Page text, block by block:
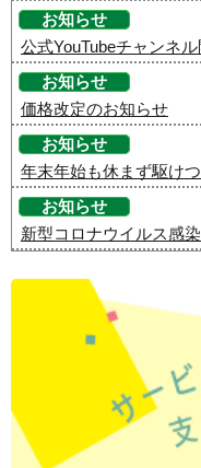
お知らせ
公式YouTubeチャンネル
お知らせ
価格改定のお知らせ
お知らせ
年末年始も休まず駆けつ
お知らせ
新型コロナウイルス感